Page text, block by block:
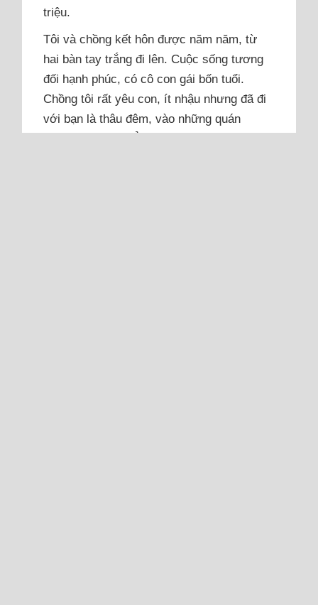
triệu.
Tôi và chồng kết hôn được năm năm, từ
hai bàn tay trắng đi lên. Cuộc sống tương
đối hạnh phúc, có cô con gái bốn tuổi.
Chồng tôi rất yêu con, ít nhậu nhưng đã đi
với bạn là thâu đêm, vào những quán